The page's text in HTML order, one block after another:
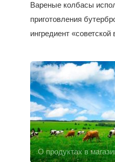
Вареные колбасы
приготовления
ингредиент «советской
О продуктах в